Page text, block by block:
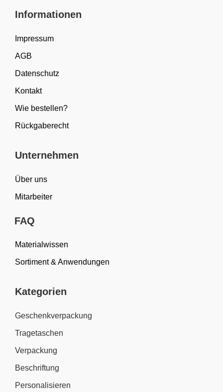
Informationen
Impressum
AGB
Datenschutz
Kontakt
Wie bestellen?
Rückgaberecht
Unternehmen
Über uns
Mitarbeiter
FAQ
Materialwissen
Sortiment & Anwendungen
Kategorien
Geschenkverpackung
Tragetaschen
Verpackung
Beschriftung
Personalisieren